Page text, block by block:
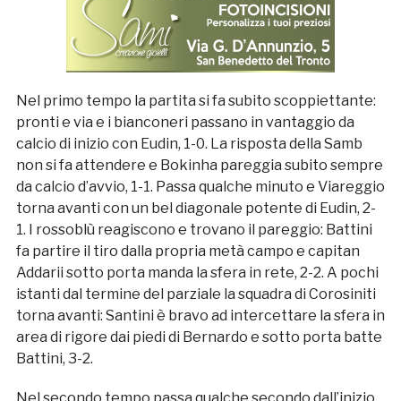
Nel primo tempo la partita si fa subito scoppiettante:
pronti e via e i bianconeri passano in vantaggio da
calcio di inizio con Eudin, 1-0. La risposta della Samb
non si fa attendere e Bokinha pareggia subito sempre
da calcio d’avvio, 1-1. Passa qualche minuto e Viareggio
torna avanti con un bel diagonale potente di Eudin, 2-
1. I rossoblù reagiscono e trovano il pareggio: Battini
fa partire il tiro dalla propria metà campo e capitan
Addarii sotto porta manda la sfera in rete, 2-2. A pochi
istanti dal termine del parziale la squadra di Corosiniti
torna avanti: Santini è bravo ad intercettare la sfera in
area di rigore dai piedi di Bernardo e sotto porta batte
Battini, 3-2.
Nel secondo tempo passa qualche secondo dall’inizio